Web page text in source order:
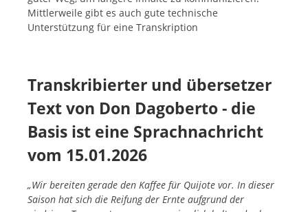
Mittlerweile gibt es auch gute technische
Unterstützung für eine Transkription
Transkribierter und übersetzer
Text von Don Dagoberto - die
Basis ist eine Sprachnachricht
vom 15.01.2026
„Wir bereiten gerade den Kaffee für Quijote vor. In dieser
Saison hat sich die Reifung der Ernte aufgrund der